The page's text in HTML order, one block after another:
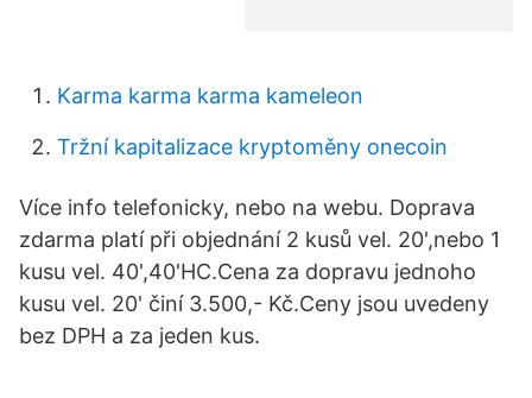
Karma karma karma kameleon
Tržní kapitalizace kryptoměny onecoin
Více info telefonicky, nebo na webu. Doprava
zdarma platí při objednání 2 kusů vel. 20',nebo 1
kusu vel. 40',40'HC.Cena za dopravu jednoho
kusu vel. 20' činí 3.500,- Kč.Ceny jsou uvedeny
bez DPH a za jeden kus.